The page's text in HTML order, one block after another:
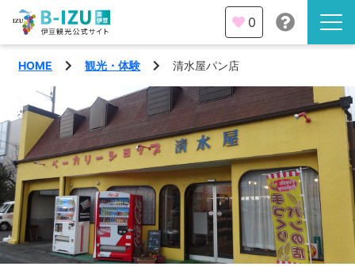
伊豆半島を知る
伊豆のみどころ
みる
あそぶ
あじわう
観光・体験
イベント
エリア
0
HOME 観光・体験 清水屋パン店